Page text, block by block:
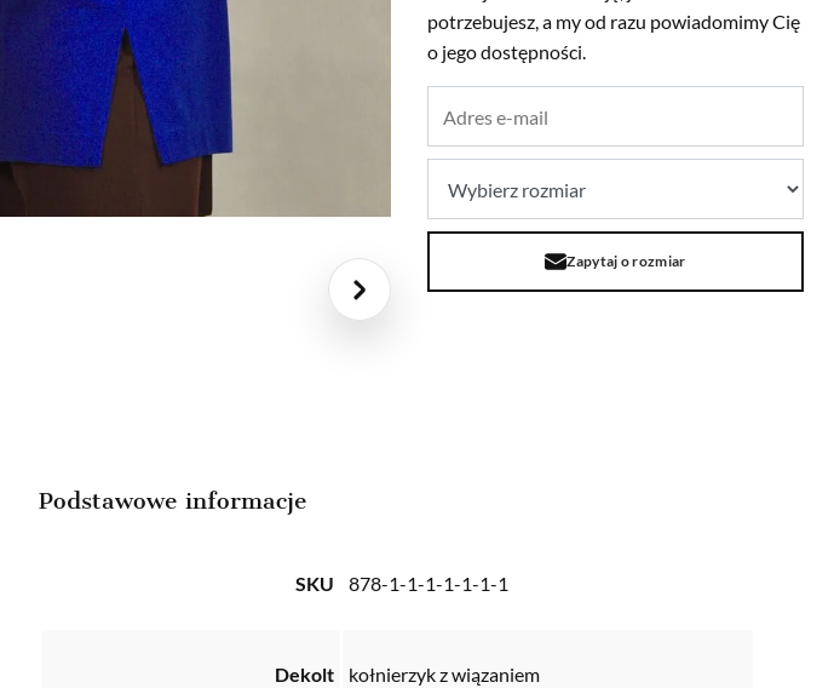
potrzebujesz, a my od razu powiadomimy Cię
o jego dostępności.
Zapytaj o rozmiar
Podstawowe informacje
SKU 878-1-1-1-1-1-1-1
Dekolt kołnierzyk z wiązaniem